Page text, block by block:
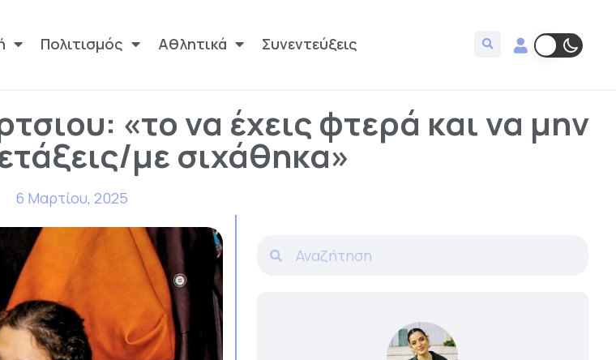
Πολιτισμός Αθλητικά Συνεντεύξεις
«το να έχεις φτερά και να μην
με σιχάθηκα»
6 Μαρτίου, 2025